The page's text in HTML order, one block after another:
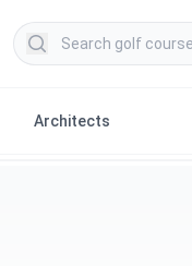
Search golf courses
Architects